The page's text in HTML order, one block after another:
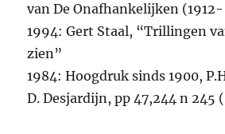
van De Onafhankelijken (1912-
1994: Gert Staal, “Trillingen
zien”
1984: Hoogdruk sinds 1900,
D. Desjardijn, pp 47,244 n 245